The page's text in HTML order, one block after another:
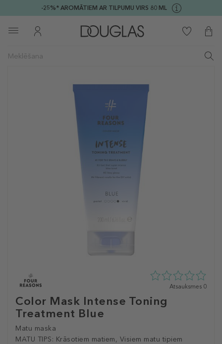
-25%* AROMĀTIEM AR TILPUMU VIRS 80 ML
Color Mask Intense Toning
Treatment Blue
Matu maska
MATU TIPS: Krāsotiem matiem, Visiem matu tipiem
0
atsauksmēm
Atsauksmes 0